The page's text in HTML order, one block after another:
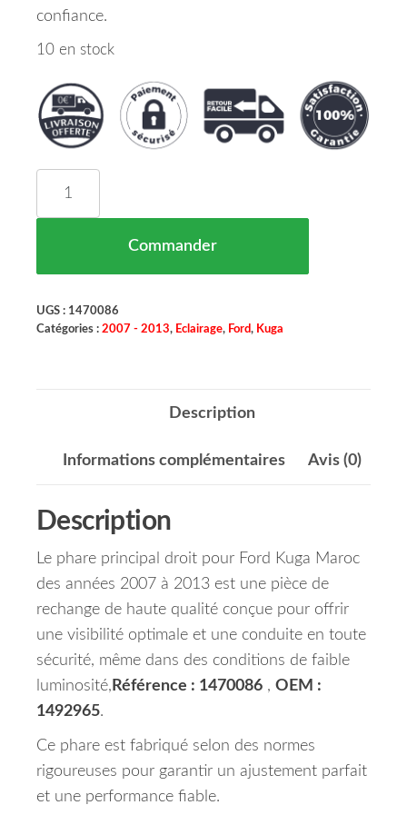
confiance.
10 en stock
Commander
UGS : 1470086
Catégories : 2007 - 2013, Eclairage, Ford, Kuga
Description
Informations complémentaires Avis (0)
Description
Le phare principal droit pour Ford Kuga Maroc
des années 2007 à 2013 est une pièce de
rechange de haute qualité conçue pour offrir
une visibilité optimale et une conduite en toute
sécurité, même dans des conditions de faible
luminosité, Référence : 1470086 , OEM :
1492965.
Ce phare est fabriqué selon des normes
rigoureuses pour garantir un ajustement parfait
et une performance fiable.